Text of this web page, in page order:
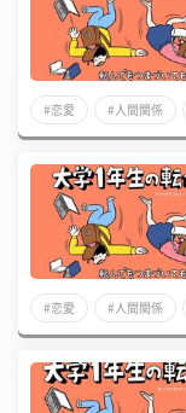
#恋愛 #人間関係
#恋愛 #人間関係